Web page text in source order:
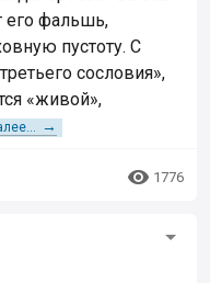
его фальшь,
пустоту. С
сословия»,
«живой»,
→
 1776